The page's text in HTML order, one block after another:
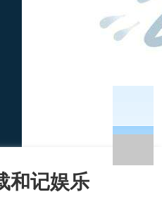
和记娱乐